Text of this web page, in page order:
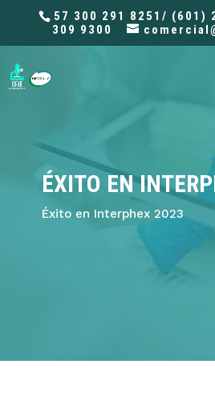
57 300 291 8251/ (601)
309 9300
ÉXITO EN
Éxito en Interphex 2023